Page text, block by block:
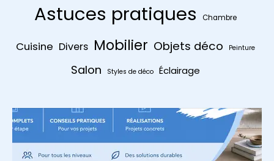
Astuces pratiques Chambre
Cuisine Divers Mobilier Objets déco Peinture
Salon Styles de déco Éclairage